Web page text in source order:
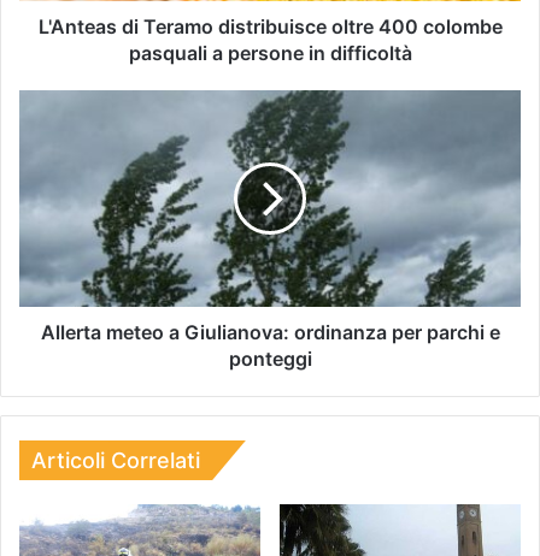
L'Anteas di Teramo distribuisce oltre 400 colombe
pasquali a persone in difficoltà
Allerta meteo a Giulianova: ordinanza per parchi e
ponteggi
Articoli Correlati